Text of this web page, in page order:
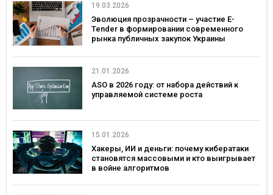
19.03.2026
Эволюция прозрачности – участие E-
Tender в формировании современного
рынка публичных закупок Украины
21.01.2026
ASO в 2026 году: от набора действий к
управляемой системе роста
15.01.2026
Хакеры, ИИ и деньги: почему кибератаки
становятся массовыми и кто выигрывает
в войне алгоритмов